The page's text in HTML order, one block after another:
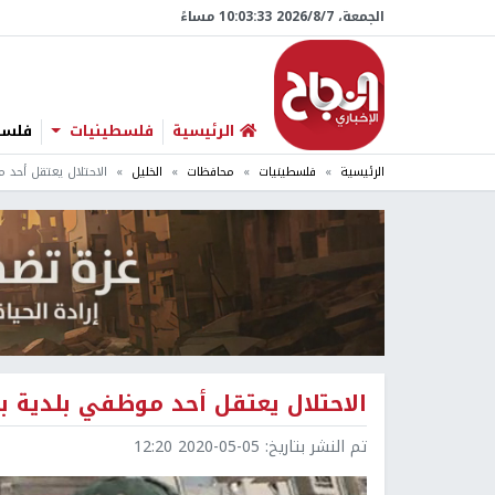
الجمعة، 7/‏8/‏2026 10:03:34 مساءً
الرئيسية فلسطينيات
الرئيسية فلسطينيات محافظات الخليل الاحتلال يعتقل
الاحتلال يعتقل أحد موظفي بلدية
تم النشر بتاريخ: 2020-05-05 12:20